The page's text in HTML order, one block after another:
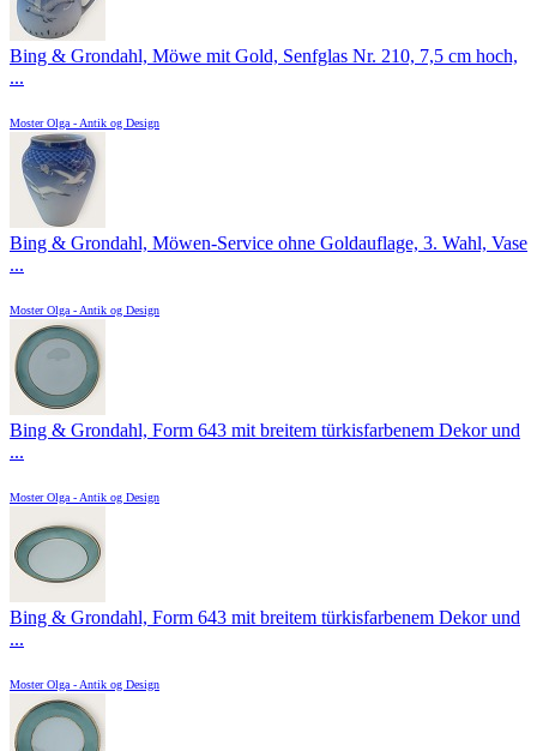
Bing & Grondahl, Möwe mit Gold, Senfglas Nr. 210, 7,5 cm hoch,
...
Moster Olga - Antik og Design
Bing & Grondahl, Möwen-Service ohne Goldauflage, 3. Wahl, Vase
...
Moster Olga - Antik og Design
Bing & Grondahl, Form 643 mit breitem türkisfarbenem Dekor und
...
Moster Olga - Antik og Design
Bing & Grondahl, Form 643 mit breitem türkisfarbenem Dekor und
...
Moster Olga - Antik og Design